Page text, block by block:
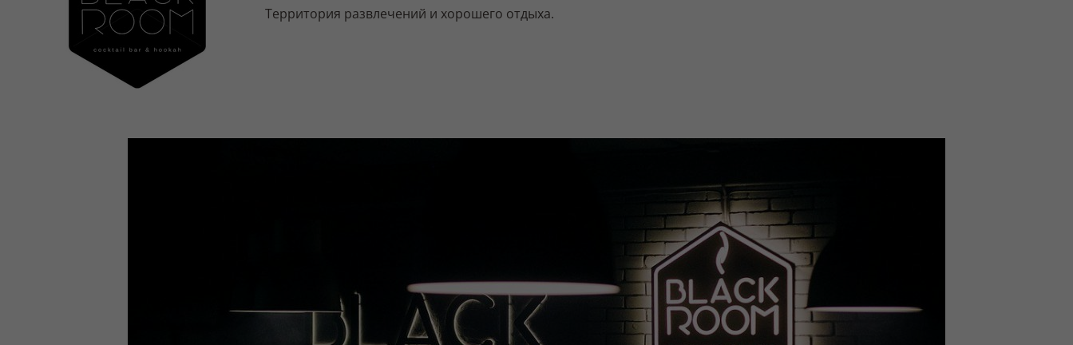
Территория развлечений и хорошего отдыха.